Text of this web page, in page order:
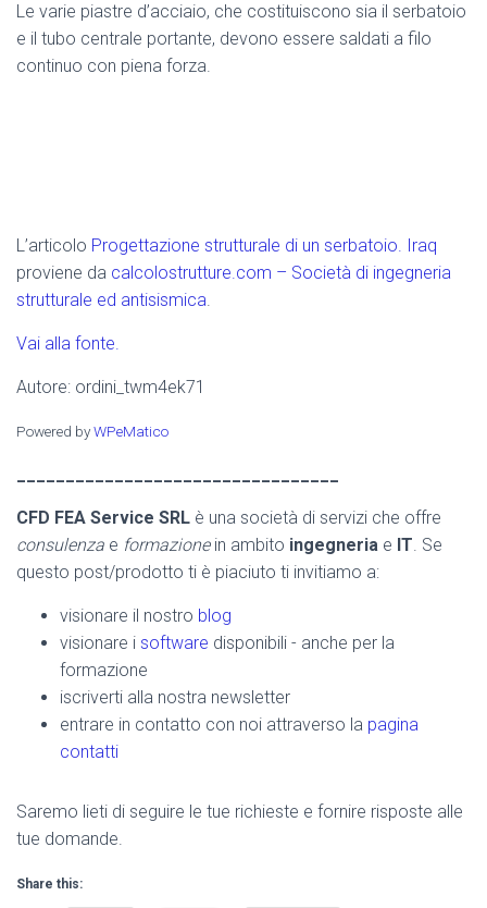
Le varie piastre d’acciaio, che costituiscono sia il serbatoio
e il tubo centrale portante, devono essere saldati a filo
continuo con piena forza.
L’articolo Progettazione strutturale di un serbatoio. Iraq
proviene da calcolostrutture.com – Società di ingegneria
strutturale ed antisismica.
Vai alla fonte.
Autore: ordini_twm4ek71
Powered byWPeMatico
CFD FEA Service SRL è una società di servizi che offre
consulenza e formazionein ambito ingegneria e IT. Se
questo post/prodotto ti è piaciuto ti invitiamo a:
visionare il nostro blog
visionare i software disponibili - anche per la
formazione
iscriverti alla nostra newsletter
entrare in contatto con noi attraverso la pagina
contatti
Saremo lieti di seguire le tue richieste e fornire risposte alle
tue domande.
Share this: